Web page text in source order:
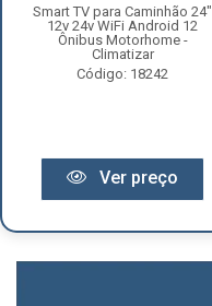
Smart TV para Caminhão 24"
12v 24v WiFi Android 12
Ônibus Motorhome -
Climatizar
Código: 18242
Ver preço